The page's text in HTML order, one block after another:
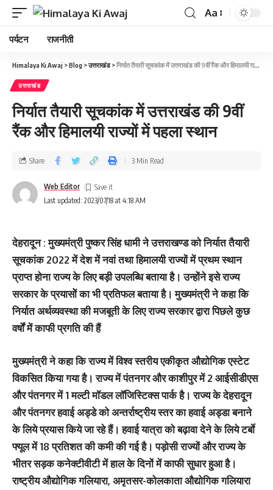
Aa
पर्यटन राजनीती
Himalaya Ki Awaj >Blog >उत्तराखंड>निर्यात तैयारी सूचकांक में उत्तराखंड की 9वीं रैंक और हिमालयी राज्‍यों में पहला स्‍थान
उत्तराखंड
निर्यात तैयारी सूचकांक में उत्तराखंड की 9वीं
रैंक और हिमालयी राज्‍यों में पहला स्‍थान
Last updated: 2023/07/18 at 4:18 AM
Web Editor
Share 3 Min Read
देहरादून : मुख्यमंत्री पुष्कर सिंह धामी ने उत्तराखण्ड को निर्यात तैयारी
सूचकांक 2022 में देश में नवां तथा हिमालयी राज्यों में प्रथम स्थान
प्राप्त होना राज्य के लिए बड़ी उपलब्धि बताया है। उन्होंने इसे राज्य
सरकार के प्रयासोें का भी प्रतिफल बताया है। मुख्यमंत्री ने कहा कि
निर्यात अर्थव्यवस्था की मजबूती के लिए राज्य सरकार द्वारा पिछले कुछ
वर्षों में काफी प्रगति की हैं
मुख्यमंत्री ने कहा कि राज्य में विश्व स्तरीय एकीकृत औद्योगिक एस्टेट
विकसित किया गया है। राज्य में पंतनगर और काशीपुर में 2 आईसीडीएस
और पंतनगर में 1 मल्टी मॉडल लॉजिस्टिक्स पार्क है। राज्य के देहरादून
और पंतनगर हवाई अड्डे को अन्तर्राष्ट्रीय स्तर का हवाई अड्डा बनाने
के लिये प्रयास किये जा रहे हैं। हवाई यात्रा को बढ़ावा देने के लिये टर्बाे
फ्यूल में 18 प्रतिशत की कमी की गई है। पड़ोसी राज्यों और राज्य के
भीतर सड़क कनेक्टीवीटी में हाल के दिनों में काफी सुधार हुआ है।
राष्ट्रीय औद्योगिक गलियारा, अमृतसर-कोलकाता औद्योगिक गलियारा